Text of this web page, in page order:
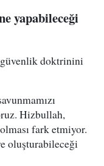
yapabileceği
doktrinini
Hizbullah,
fark etmiyor.
oluşturabileceği